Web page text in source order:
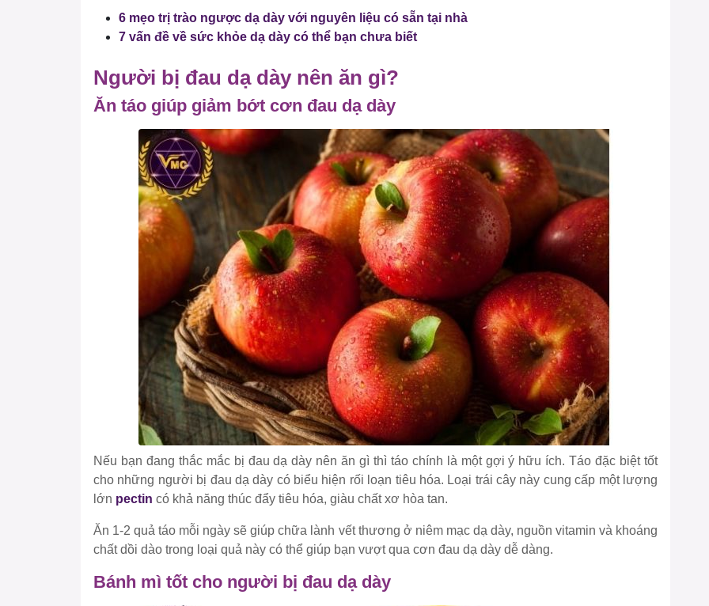
6 mẹo trị trào ngược dạ dày với nguyên liệu có sẵn tại nhà
7 vấn đề về sức khỏe dạ dày có thể bạn chưa biết
Người bị đau dạ dày nên ăn gì?
Ăn táo giúp giảm bớt cơn đau dạ dày
Nếu bạn đang thắc mắc bị đau dạ dày nên ăn gì thì táo chính là một gợi ý hữu ích. Táo đặc biệt tốt
cho những người bị đau dạ dày có biểu hiện rối loạn tiêu hóa. Loại trái cây này cung cấp một lượng
lớn pectin có khả năng thúc đẩy tiêu hóa, giàu chất xơ hòa tan.
Ăn 1-2 quả táo mỗi ngày sẽ giúp chữa lành vết thương ở niêm mạc dạ dày, nguồn vitamin và khoáng
chất dồi dào trong loại quả này có thể giúp bạn vượt qua cơn đau dạ dày dễ dàng.
Bánh mì tốt cho người bị đau dạ dày